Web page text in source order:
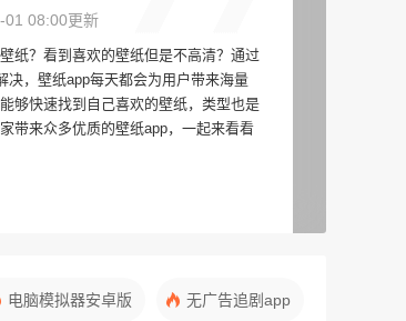
01 08:00更新
纸？看到喜欢的壁纸但是不高清？通过
决，壁纸app每天都会为用户带来海量
够快速找到自己喜欢的壁纸，类型也是
带来众多优质的壁纸app，一起来看看
电脑模拟器安卓版 无广告追剧app